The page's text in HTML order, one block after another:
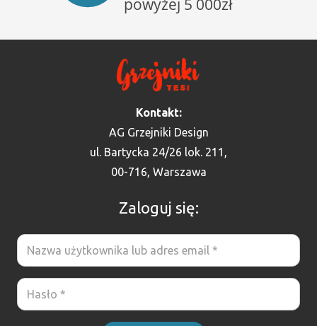
Kontakt:
AG Grzejniki Design
ul. Bartycka 24/26 lok. 211,
00-716, Warszawa
Zaloguj się: